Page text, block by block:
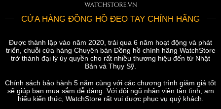
CỬA HÀNG ĐỒNG HỒ ĐEO TAY CHÍNH HÃNG
Được thành lập vào năm 2020, trải qua 6 năm hoạt động và phát
triển, chuỗi cửa hàng Chuyên bán Đồng hồ chính hãng WatchStore
trở thành đại lý ủy quyền cho rất nhiều thương hiệu đến từ Nhật
Bản và Thụy Sỹ.
Chính sách bảo hành 5 năm cùng với các chương trình giảm giá tốt
sẽ giúp bạn mua sắm dễ dàng. Với đội ngũ nhân viên tận tình, am
hiểu kiến thức, WatchStore rất vui được phục vụ quý khách.